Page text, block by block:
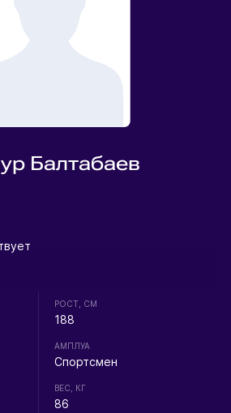
Балтабаев
РОСТ, СМ
188
АМПЛУА
Спортсмен
ВЕС, КГ
86